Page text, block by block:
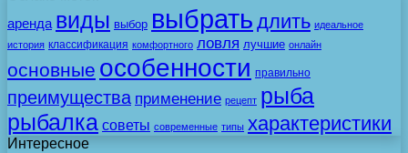
аренда виды выбор выбрать длить идеальное
история классификация комфортного ловля лучшие онлайн
основные особенности правильно
преимущества применение рецепт рыба
рыбалка советы современные типы характеристики
Интересное